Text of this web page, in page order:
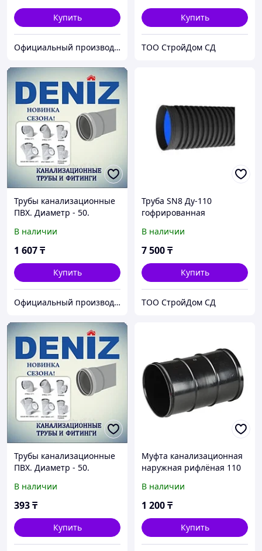
Купить
Официальный производитель и дистрибьютор пластиковых труб Deniz и оконного профиля Wuko
Купить
TOO CтpoйДoм CД
Трубы канализационные
ПВХ. Диаметр - 50.
метровые)
В наличии
1 607₸
Купить
Официальный производитель и дистрибьютор пластиковых труб Deniz и оконного профиля Wuko
Труба SN8 Ду-110
гофрированная
метров)
В наличии
7 500₸
Купить
TOO CтpoйДoм CД
Трубы канализационные
ПВХ. Диаметр - 50.
метровые)
В наличии
393₸
Купить
Муфта канализационная
наружная рифлёная 110
В наличии
1 200₸
Купить